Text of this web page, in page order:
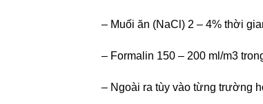
– Muối ăn (NaCl) 2 – 4% thời
– Formalin 150 – 200 ml/m3
– Ngoài ra tùy vào từng trường